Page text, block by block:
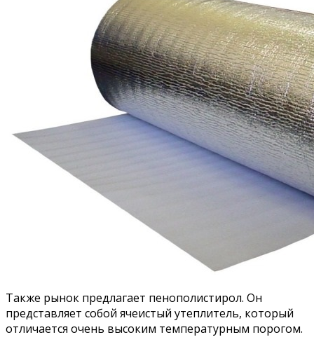
Также рынок предлагает пенополистирол. Он
представляет собой ячеистый утеплитель, который
отличается очень высоким температурным порогом.